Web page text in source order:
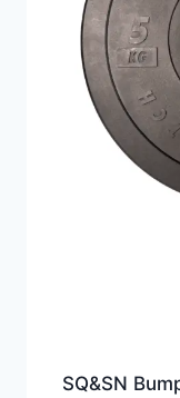
SQ&SN